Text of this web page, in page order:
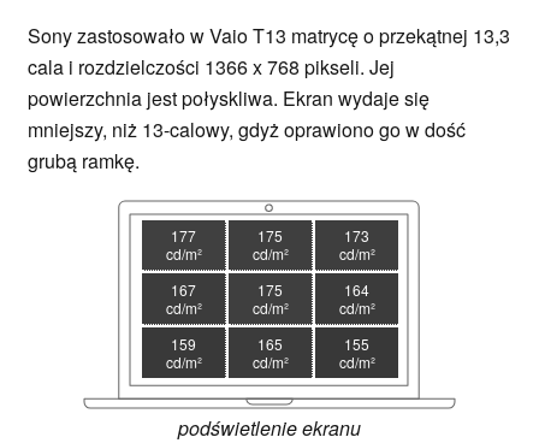
Sony zastosowało w Vaio T13 matrycę o przekątnej 13,3
cala i rozdzielczości 1366 x 768 pikseli. Jej
powierzchnia jest połyskliwa. Ekran wydaje się
mniejszy, niż 13-calowy, gdyż oprawiono go w dość
grubą ramkę.
177
cd/m²
175
cd/m²
173
cd/m²
167
cd/m²
175
cd/m²
164
cd/m²
159
cd/m²
165
cd/m²
155
cd/m²
podświetlenie ekranu